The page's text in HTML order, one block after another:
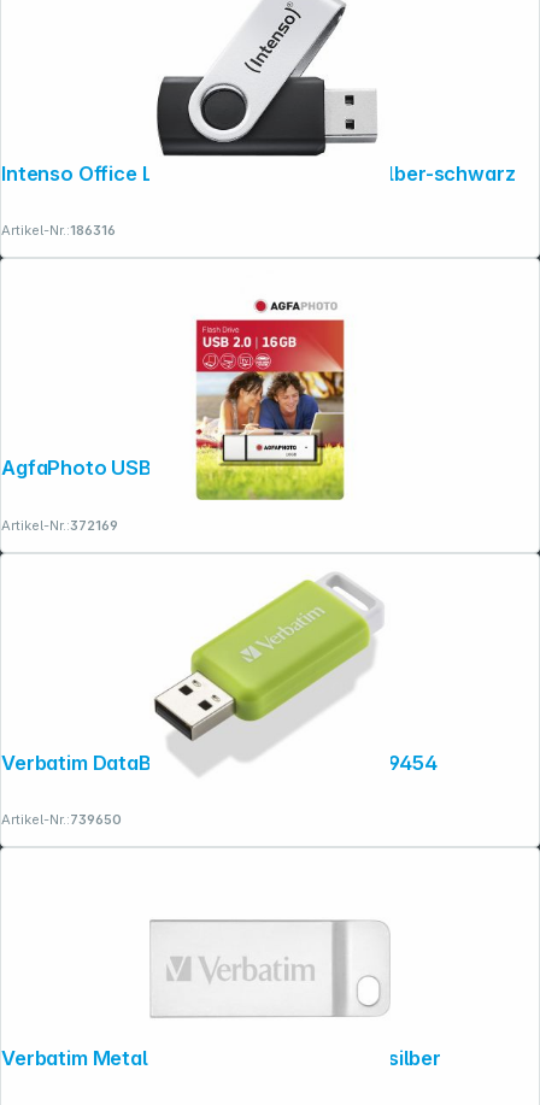
Intenso Office Line 32GB USB Stick 3.2 silber-schwarz
Artikel-Nr.:186316
AgfaPhoto USB 2.0 silver 16GB
Artikel-Nr.:372169
Verbatim DataBar USB 2.0 32GB Green 49454
Artikel-Nr.:739650
Verbatim Metal Executive 32GB USB 2.0 silber
Folgen Sie uns auf